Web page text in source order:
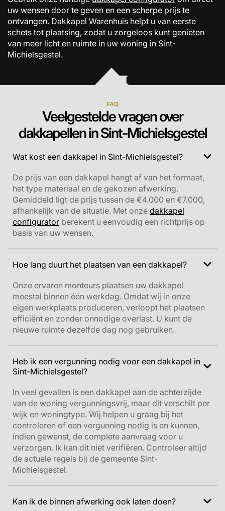
uw wensen door te geven en een scherpe prijs te
ontvangen. Dakkapel Warenhuis helpt u van eerste
schets tot plaatsing, zodat u zorgeloos kunt genieten
van meer licht en ruimte in uw woning in Sint-
Michielsgestel.
FAQ
Veelgestelde vragen over
dakkapellen in Sint-Michielsgestel
Wat kost een dakkapel in Sint-Michielsgestel?
De prijs van een dakkapel hangt af van het formaat,
het type materiaal en de gekozen afwerking.
Gemiddeld ligt de prijs tussen de €4.000 en €7.000,
afhankelijk van de situatie. Met onze dakkapel
configurator berekent u eenvoudig een richtprijs op
basis van uw wensen.
Hoe lang duurt het plaatsen van een dakkapel?
Onze ervaren monteurs plaatsen uw dakkapel
meestal binnen één werkdag. Omdat wij in onze
eigen werkplaats produceren, verloopt het plaatsen
efficiënt en zonder onnodige overlast. U kunt de
nieuwe ruimte dezelfde dag nog gebruiken.
Heb ik een vergunning nodig voor een dakkapel in
Sint-Michielsgestel?
In veel gevallen is een dakkapel aan de achterzijde
van de woning vergunningsvrij, maar dit verschilt per
wijk en woningtype. Wij helpen u graag bij het
controleren of een vergunning nodig is en kunnen,
indien gewenst, de complete aanvraag voor u
verzorgen. Ik kan dit niet verifiëren. Controleer altijd
de actuele regels bij de gemeente Sint-
Michielsgestel.
Kan ik de binnen afwerking ook laten doen?